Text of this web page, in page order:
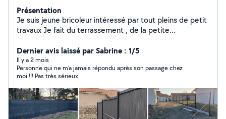
Présentation
Je suis jeune bricoleur intéressé par tout pleins de petit
travaux Je fait du terrassement , de la petite
rénovations et de la manutention. Conducteur d'engins
sur pelle mini pelle chargeur tracteur camion tp. Je
propose mes services en petit travaux de coupe
d'arbres ou délavages et également la vente de bois à
brûler . Dispo sur St-Paul-les-dax, dax et ces alentours
Dernier avis laissé par Sabrine : 1/5
Il y a 2 mois
Personne qui ne m’a jamais répondu après son passage chez
moi !!! Pas très sérieux